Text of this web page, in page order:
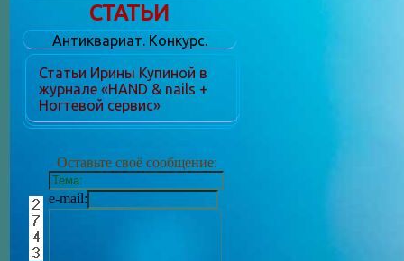
СТАТЬИ
Антиквариат. Конкурс.
Статьи Ирины Купиной в
журнале «HAND & nails +
Ногтевой сервис»
Оставьте своё сообщение:
e-mail: